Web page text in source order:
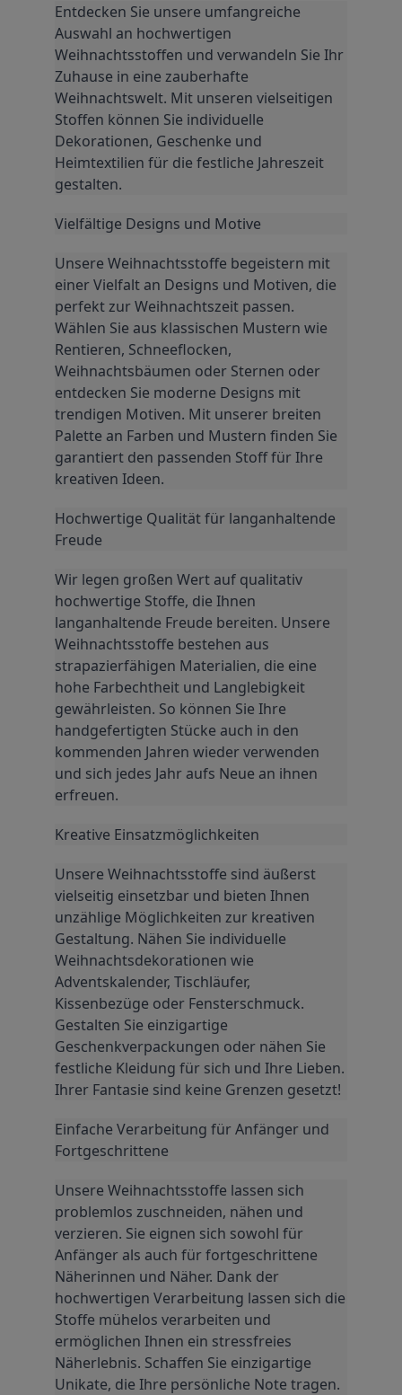
Entdecken Sie unsere umfangreiche
Auswahl an hochwertigen
Weihnachtsstoffen und verwandeln Sie Ihr
Zuhause in eine zauberhafte
Weihnachtswelt. Mit unseren vielseitigen
Stoffen können Sie individuelle
Dekorationen, Geschenke und
Heimtextilien für die festliche Jahreszeit
gestalten.
Vielfältige Designs und Motive
Unsere Weihnachtsstoffe begeistern mit
einer Vielfalt an Designs und Motiven, die
perfekt zur Weihnachtszeit passen.
Wählen Sie aus klassischen Mustern wie
Rentieren, Schneeflocken,
Weihnachtsbäumen oder Sternen oder
entdecken Sie moderne Designs mit
trendigen Motiven. Mit unserer breiten
Palette an Farben und Mustern finden Sie
garantiert den passenden Stoff für Ihre
kreativen Ideen.
Hochwertige Qualität für langanhaltende
Freude
Wir legen großen Wert auf qualitativ
hochwertige Stoffe, die Ihnen
langanhaltende Freude bereiten. Unsere
Weihnachtsstoffe bestehen aus
strapazierfähigen Materialien, die eine
hohe Farbechtheit und Langlebigkeit
gewährleisten. So können Sie Ihre
handgefertigten Stücke auch in den
kommenden Jahren wieder verwenden
und sich jedes Jahr aufs Neue an ihnen
erfreuen.
Kreative Einsatzmöglichkeiten
Unsere Weihnachtsstoffe sind äußerst
vielseitig einsetzbar und bieten Ihnen
unzählige Möglichkeiten zur kreativen
Gestaltung. Nähen Sie individuelle
Weihnachtsdekorationen wie
Adventskalender, Tischläufer,
Kissenbezüge oder Fensterschmuck.
Gestalten Sie einzigartige
Geschenkverpackungen oder nähen Sie
festliche Kleidung für sich und Ihre Lieben.
Ihrer Fantasie sind keine Grenzen gesetzt!
Einfache Verarbeitung für Anfänger und
Fortgeschrittene
Unsere Weihnachtsstoffe lassen sich
problemlos zuschneiden, nähen und
verzieren. Sie eignen sich sowohl für
Anfänger als auch für fortgeschrittene
Näherinnen und Näher. Dank der
hochwertigen Verarbeitung lassen sich die
Stoffe mühelos verarbeiten und
ermöglichen Ihnen ein stressfreies
Näherlebnis. Schaffen Sie einzigartige
Unikate, die Ihre persönliche Note tragen.